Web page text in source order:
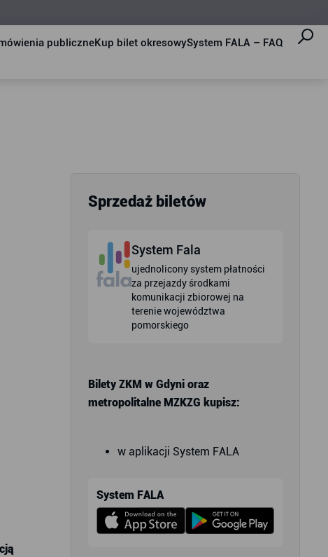
publiczneKup bilet okresowySystem FALA – FAQ
Sprzedaż biletów
System Fala
ujednolicony system płatności
za przejazdy środkami
komunikacji zbiorowej na
terenie województwa
pomorskiego
Bilety ZKM w Gdyni oraz
metropolitalne MZKZG kupisz:
w aplikacji System FALA
System FALA